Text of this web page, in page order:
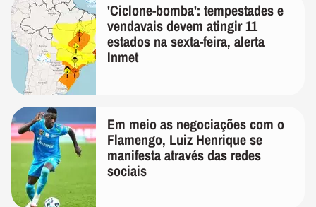
'Ciclone-bomba': tempestades e
vendavais devem atingir 11
estados na sexta-feira, alerta
Inmet
Em meio as negociações com o
Flamengo, Luiz Henrique se
manifesta através das redes
sociais